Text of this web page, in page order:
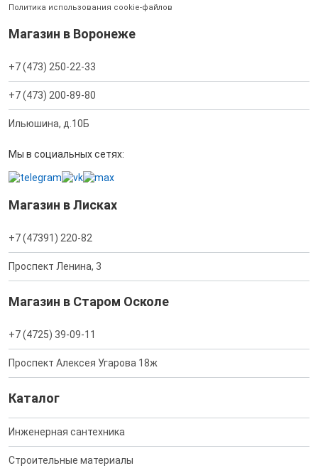
Политика использования cookie-файлов
Магазин в Воронеже
+7 (473) 250-22-33
+7 (473) 200-89-80
Ильюшина, д.10Б
Мы в социальных сетях:
Магазин в Лисках
+7 (47391) 220-82
Проспект Ленина, 3
Магазин в Старом Осколе
+7 (4725) 39-09-11
Проспект Алексея Угарова 18ж
Каталог
Инженерная сантехника
Строительные материалы